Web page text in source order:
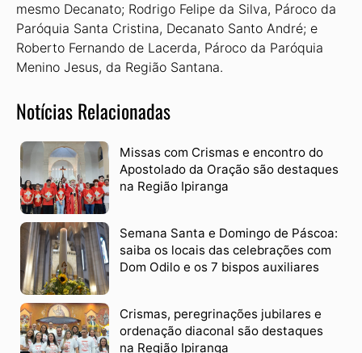
mesmo Decanato; Rodrigo Felipe da Silva, Pároco da
Paróquia Santa Cristina, Decanato Santo André; e
Roberto Fernando de Lacerda, Pároco da Paróquia
Menino Jesus, da Região Santana.
Notícias Relacionadas
Missas com Crismas e encontro do
Apostolado da Oração são destaques
na Região Ipiranga
Semana Santa e Domingo de Páscoa:
saiba os locais das celebrações com
Dom Odilo e os 7 bispos auxiliares
Crismas, peregrinações jubilares e
ordenação diaconal são destaques
na Região Ipiranga